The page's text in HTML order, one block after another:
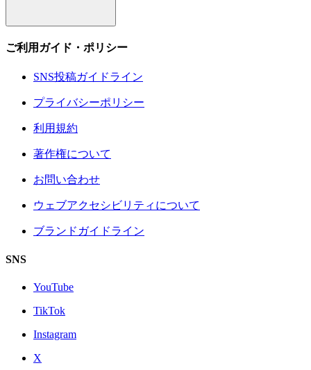
ご利用ガイド・ポリシー
SNS投稿ガイドライン
プライバシーポリシー
利用規約
著作権について
お問い合わせ
ウェブアクセシビリティについて
ブランドガイドライン
SNS
YouTube
TikTok
Instagram
X